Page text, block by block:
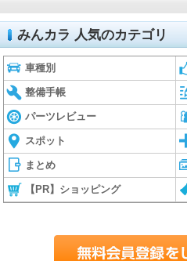
みんカラ 人気のカテゴリ
車種別
整備手帳
パーツレビュー
スポット
まとめ
【PR】ショッピング